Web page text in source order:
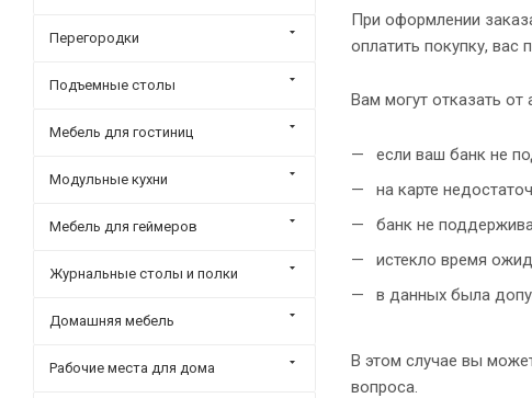
При оформлении
оплатить покупку, вас
Вам могут отказать от
если ваш банк не
на карте
банк не
истекло время
в данных была
В этом случае вы
вопроса.
Перегородки
Подъемные столы
Мебель для гостиниц
Модульные кухни
Мебель для геймеров
Журнальные столы и полки
Домашняя мебель
Рабочие места для дома